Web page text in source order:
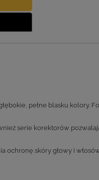
pełne blasku kolory.
serie korektorów
skóry głowy i